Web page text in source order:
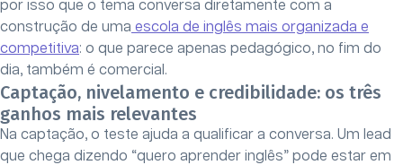
por isso que o tema conversa diretamente com a
construção de uma escola de inglês mais organizada e
competitiva: o que parece apenas pedagógico, no fim do
dia, também é comercial.
Captação, nivelamento e credibilidade: os três
ganhos mais relevantes
Na captação, o teste ajuda a qualificar a conversa. Um lead
que chega dizendo “quero aprender inglês” pode estar em